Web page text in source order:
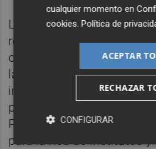
Lafuente ha continuado
reivindicaciones
con otras "cuestiones
la reparación de la deuda
inversiones territoriales,
por el Corredor
Puerto". También ha
para la Red de Institutos
cualquier momento en
cookies .Política de
ACEPTAR
RECHAZAR
CONFIGURAR